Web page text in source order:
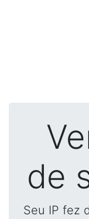
de
Seu IP fez